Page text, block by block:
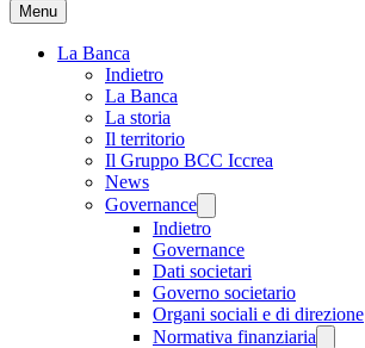
Menu
La Banca
Indietro
La Banca
La storia
Il territorio
Il Gruppo BCC Iccrea
News
Governance
Indietro
Governance
Dati societari
Governo societario
Organi sociali e di direzione
Normativa finanziaria